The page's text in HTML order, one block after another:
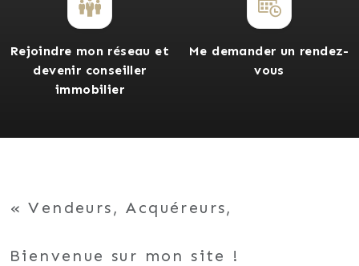
Rejoindre mon réseau et
devenir conseiller
immobilier
Me demander un rendez-
vous
Vendeurs, Acquéreurs,
Bienvenue sur mon site !